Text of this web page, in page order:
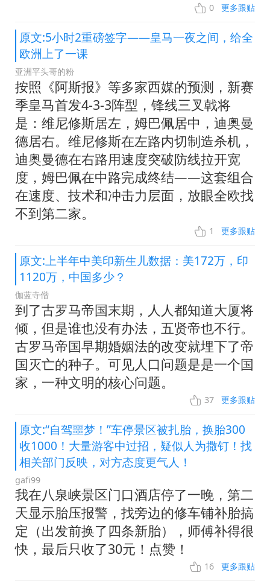
0 更多跟贴
原文:5小时2重磅签字——皇马一夜之间，给全
欧洲上了一课
亚洲平头哥的粉
按照《阿斯报》等多家西媒的预测，新赛
季皇马首发4-3-3阵型，锋线三叉戟将
是：维尼修斯居左，姆巴佩居中，迪奥曼
德居右。维尼修斯在左路内切制造杀机，
迪奥曼德在右路用速度突破防线拉开宽
度，姆巴佩在中路完成终结——这套组合
在速度、技术和冲击力层面，放眼全欧找
不到第二家。
1 更多跟贴
原文:上半年中美印新生儿数据：美172万，印
1120万，中国多少？
伽蓝寺僧
到了古罗马帝国末期，人人都知道大厦将
倾，但是谁也没有办法，五贤帝也不行。
古罗马帝国早期婚姻法的改变就埋下了帝
国灭亡的种子。可见人口问题是是一个国
家，一种文明的核心问题。
37 更多跟贴
原文:“自驾噩梦！”车停景区被扎胎，换胎300
收1000！大量游客中过招，疑似人为撒钉！找
相关部门反映，对方态度更气人！
gafi99
我在八泉峡景区门口酒店停了一晚，第二
天显示胎压报警，找旁边的修车铺补胎搞
定（出发前换了四条新胎），师傅补得很
快，最后只收了30元！点赞！
16 更多跟贴